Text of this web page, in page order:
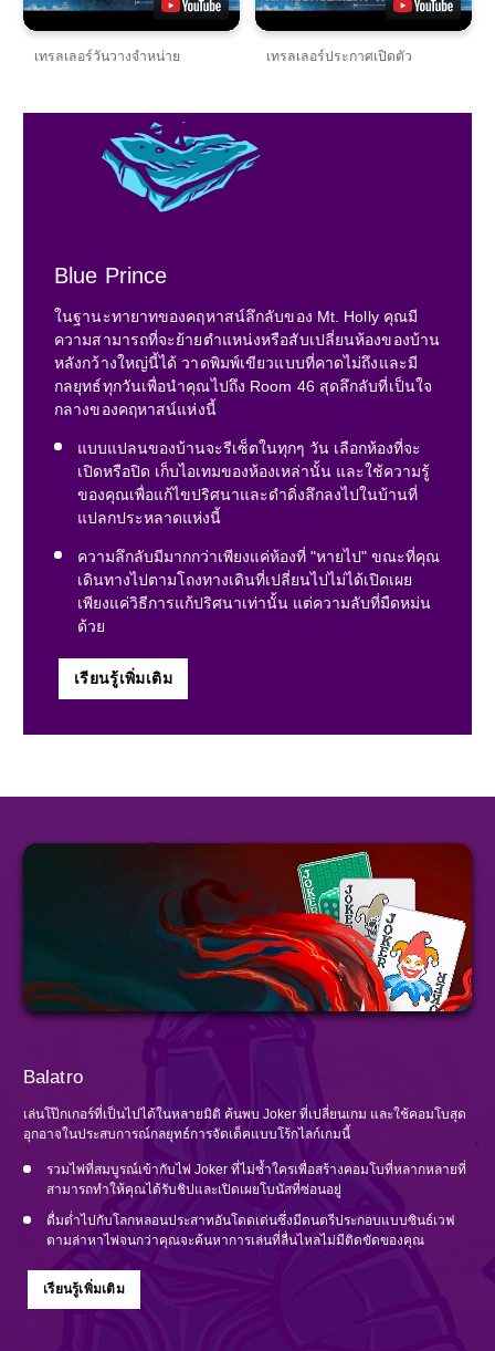
เทรลเลอร์วันวางจำหน่าย เทรลเลอร์ประกาศเปิดตัว
Blue Prince
ในฐานะทายาทของคฤหาสน์ลึกลับของ Mt. Holly คุณมี
ความสามารถที่จะย้ายตำแหน่งหรือสับเปลี่ยนห้องของบ้าน
หลังกว้างใหญ่นี้ได้ วาดพิมพ์เขียวแบบที่คาดไม่ถึงและมี
กลยุทธ์ทุกวันเพื่อนำคุณไปถึง Room 46 สุดลึกลับที่เป็นใจ
กลางของคฤหาสน์แห่งนี้
แบบแปลนของบ้านจะรีเซ็ตในทุกๆ วัน เลือกห้องที่จะ
เปิดหรือปิด เก็บไอเทมของห้องเหล่านั้น และใช้ความรู้
ของคุณเพื่อแก้ไขปริศนาและดำดิ่งลึกลงไปในบ้านที่
แปลกประหลาดแห่งนี้
ความลึกลับมีมากกว่าเพียงแค่ห้องที่ "หายไป" ขณะที่คุณ
เดินทางไปตามโถงทางเดินที่เปลี่ยนไปไม่ได้เปิดเผย
เพียงแค่วิธีการแก้ปริศนาเท่านั้น แต่ความลับที่มืดหม่น
ด้วย
เรียนรู้เพิ่มเติม
Balatro
เล่นโป๊กเกอร์ที่เป็นไปได้ในหลายมิติ ค้นพบ Joker ที่เปลี่ยนเกม และใช้คอมโบสุด
อุกอาจในประสบการณ์กลยุทธ์การจัดเด็คแบบโร้กไลก์เกมนี้
รวมไพ่ที่สมบูรณ์เข้ากับไพ่ Joker ที่ไม่ซ้ำใครเพื่อสร้างคอมโบที่หลากหลายที่
สามารถทำให้คุณได้รับชิปและเปิดเผยโบนัสที่ซ่อนอยู่
ดื่มด่ำไปกับโลกหลอนประสาทอันโดดเด่นซึ่งมีดนตรีประกอบแบบซินธ์เวฟ
ตามล่าหาไพ่จนกว่าคุณจะค้นหาการเล่นที่ลื่นไหลไม่มีติดขัดของคุณ
เรียนรู้เพิ่มเติม